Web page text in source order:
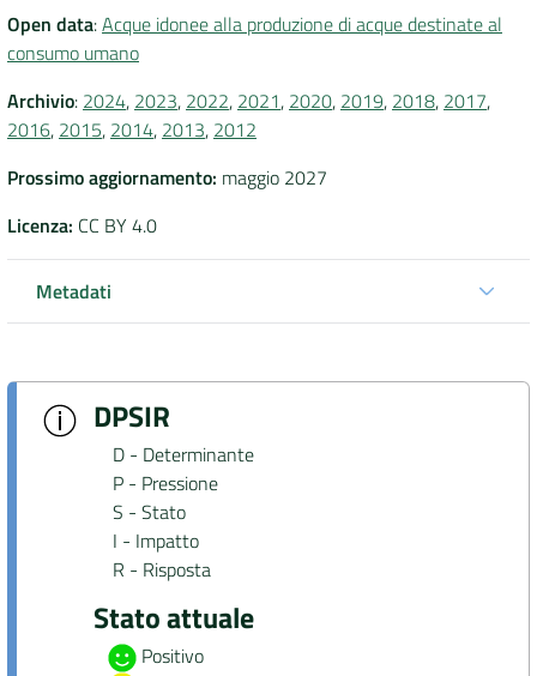
Open data:Acque idonee alla produzione di acque destinate al
consumo umano
Archivio: 2024, 2023, 2022, 2021, 2020, 2019, 2018, 2017,
2016, 2015, 2014, 2013, 2012
Prossimo aggiornamento: maggio 2027
Licenza: CC BY 4.0
Metadati
DPSIR
D - Determinante
P - Pressione
S - Stato
I - Impatto
R - Risposta
Stato attuale
Positivo